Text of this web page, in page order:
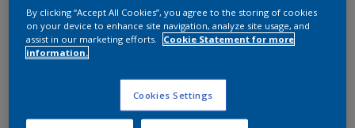
By clicking “Accept All Cookies”, you agree to the storing of cookies
on your device to enhance site navigation, analyze site usage, and
assist in our marketing efforts.
Cookie Statement for more
information.
Cookies Settings